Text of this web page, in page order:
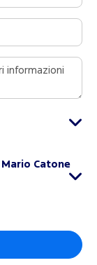
Catone